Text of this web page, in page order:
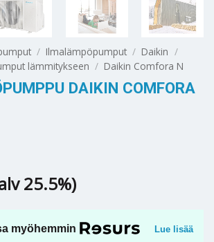
/ Ilmalämpöpumput / Daikin /
lämmitykseen / Daikin Comfora N
DAIKIN COMFORA
25.5%)
myöhemmin Lue lisää